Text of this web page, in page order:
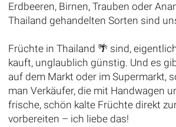
Erdbeeren, Birnen, Trauben oder
Thailand gehandelten Sorten sind
Früchte in Thailand 🌴 sind,
kauft, unglaublich günstig. Und es
auf dem Markt oder im Supermarkt,
man Verkäufer, die mit Handwagen
frische, schön kalte Früchte direkt
vorbereiten – ich liebe das!